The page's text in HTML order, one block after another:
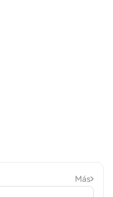
Más